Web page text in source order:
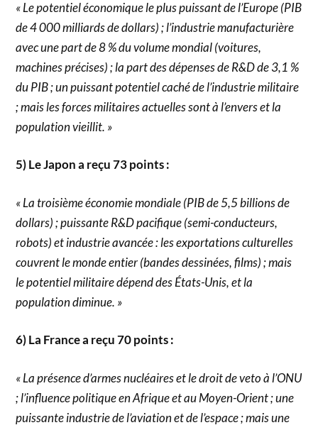
« Le potentiel économique le plus puissant de l’Europe (PIB
de 4 000 milliards de dollars) ; l’industrie manufacturière
avec une part de 8 % du volume mondial (voitures,
machines précises) ; la part des dépenses de R&D de 3,1 %
du PIB ; un puissant potentiel caché de l’industrie militaire
; mais les forces militaires actuelles sont à l’envers et la
population vieillit. »
5) Le Japon a reçu 73 points :
« La troisième économie mondiale (PIB de 5,5 billions de
dollars) ; puissante R&D pacifique (semi-conducteurs,
robots) et industrie avancée : les exportations culturelles
couvrent le monde entier (bandes dessinées, films) ; mais
le potentiel militaire dépend des États-Unis, et la
population diminue. »
6) La France a reçu 70 points :
« La présence d’armes nucléaires et le droit de veto à l’ONU
; l’influence politique en Afrique et au Moyen-Orient ; une
puissante industrie de l’aviation et de l’espace ; mais une